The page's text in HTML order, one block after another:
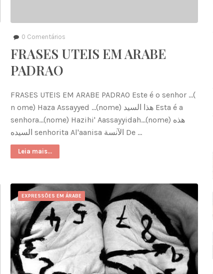
0 Comentários
FRASES UTEIS EM ARABE
PADRAO
FRASES UTEIS EM ARABE PADRAO Este é o senhor ...(
n ome) Haza Assayyed ...(nome) هذا السيد Esta é a
senhora...(nome) Hazihi' Aassayyidah...(nome) هذه
السيده senhorita Al'aanisa الآنسة De …
Leia mais...
EXPRESSÕES EM ÁRABE